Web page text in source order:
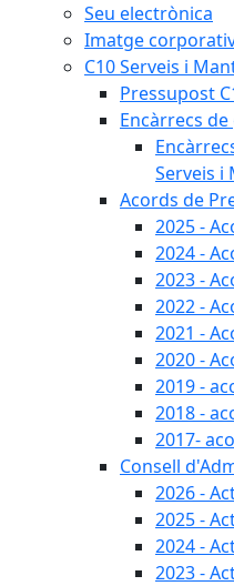
Seu electrònica
Imatge
C10 Serveis i
Pressupost
Encàrrecs
Serveis i
Acords de
2025 -
2024 -
2023 -
2022 -
2021 -
2020 -
2019 -
2018 -
2017-
Consell
2026 -
2025 -
2024 -
2023 -